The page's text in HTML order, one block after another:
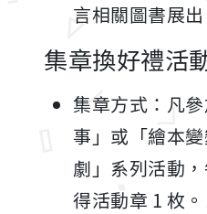
言相關圖書展出
集章換好禮活
集章方式：凡
事」或「繪本
劇」系列活動
得活動章 1 枚。